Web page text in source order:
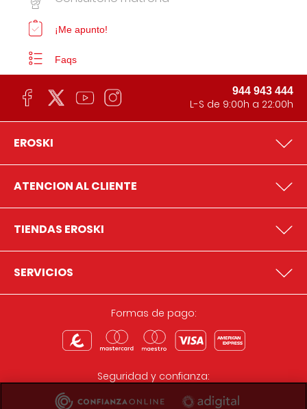
¡Me apunto!
Faqs
944 943 444
L-S de 9:00h a 22:00h
EROSKI
ATENCION AL CLIENTE
TIENDAS EROSKI
SERVICIOS
Formas de pago:
Seguridad y confianza: